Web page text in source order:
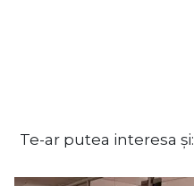
Te-ar putea interesa și: